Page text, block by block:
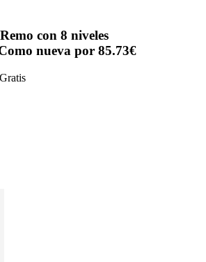
con 8 niveles
nueva por 85.73€
Gratis